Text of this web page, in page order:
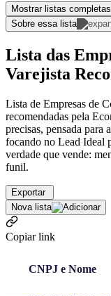
Mostrar listas completas
Sobre essa lista
Lista das
Varejista
Lista de Empresas de
recomendadas pela
precisas, pensada para
focando no Lead Ideal
verdade que vende:
funil.
Exportar
Nova lista
Copiar link
CNPJ e Nome